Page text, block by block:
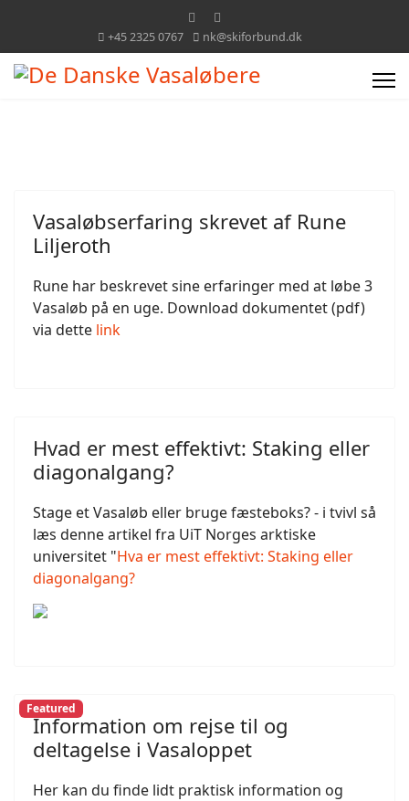
+45 2325 0767 nk@skiforbund.dk
Vasaløbserfaring skrevet af Rune
Liljeroth
Rune har beskrevet sine erfaringer med at løbe 3
Vasaløb på en uge. Download dokumentet (pdf)
via dette link
Hvad er mest effektivt: Staking eller
diagonalgang?
Stage et Vasaløb eller bruge fæsteboks? - i tvivl så
læs denne artikel fra UiT Norges arktiske
universitet "Hva er mest effektivt: Staking eller
diagonalgang?
Featured
Information om rejse til og
deltagelse i Vasaloppet
Her kan du finde lidt praktisk information og